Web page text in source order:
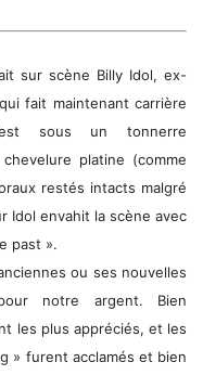
sur scène Billy Idol, ex-
fait maintenant carrière
sous un tonnerre
chevelure platine (comme
restés intacts malgré
Idol envahit la scène avec
past ».
ou ses nouvelles
notre argent. Bien
les plus appréciés, et les
» furent acclamés et bien